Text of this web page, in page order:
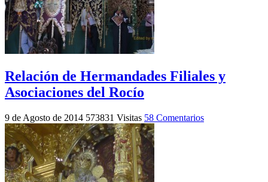
Relación de Hermandades Filiales y
Asociaciones del Rocío
9 de Agosto de 2014 573831 Visitas 58 Comentarios